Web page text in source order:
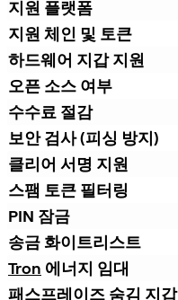
지원 플랫폼
지원 체인 및 토큰
하드웨어 지갑 지원
오픈 소스 여부
수수료 절감
보안 검사 (피싱 방지)
클리어 서명 지원
스팸 토큰 필터링
PIN 잠금
송금 화이트리스트
Tron 에너지 임대
패스프레이즈 숨김 지갑